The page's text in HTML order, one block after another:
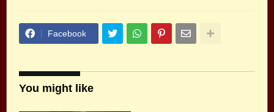
Facebook
You might like